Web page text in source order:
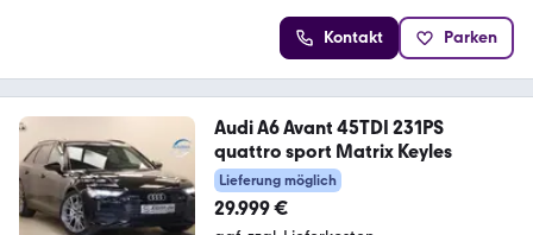
Kontakt Parken
Audi A6 Avant 45TDI 231PS
quattro sport Matrix Keyles
Lieferung möglich
29.999 €